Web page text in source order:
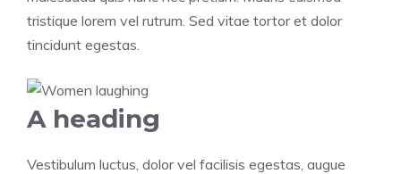
tristique lorem vel rutrum. Sed vitae tortor et dolor
tincidunt egestas.
A heading
Vestibulum luctus, dolor vel facilisis egestas, augue